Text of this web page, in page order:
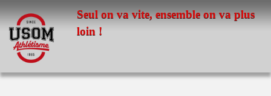
Seul on va vite, ensemble on va plus
loin !